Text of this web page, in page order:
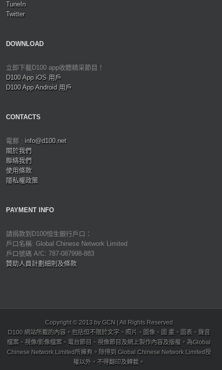
TuneIn
Twitter
DOWNLOAD
立即下載D100 app收聽精采節目！
D100 App iOS 用戶
D100 App Android 用戶
CONTACTS
電郵 : info@d100.net
關於我們
聯絡我們
使用條款
隱私權政策
PAYMENT INFO
請捐款到D100恒生銀行戶口：
戶口名稱: Global Chinese Network Limited
戶口號碼 A/C: 787-087998-883
贊助人員計劃細則及條款
Copyright © 2013 by GCN | All Rights Reserved
D100 網站所載的內容，包括但不限於文字、照片、圖像、圖 畫、圖表、聲音
檔案、視像/影像檔案、電台節目、視像節目及網上製作內容及版權，為Global
Chinese Network Limited所擁有。除得到 Global Chinese Network Limited授
權以外，不得翻印及轉載。